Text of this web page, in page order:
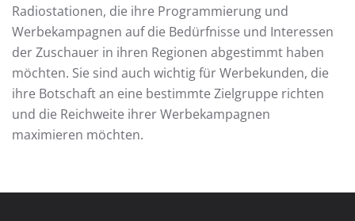
Radiostationen, die ihre Programmierung und
Werbekampagnen auf die Bedürfnisse und Interessen
der Zuschauer in ihren Regionen abgestimmt haben
möchten. Sie sind auch wichtig für Werbekunden, die
ihre Botschaft an eine bestimmte Zielgruppe richten
und die Reichweite ihrer Werbekampagnen
maximieren möchten.